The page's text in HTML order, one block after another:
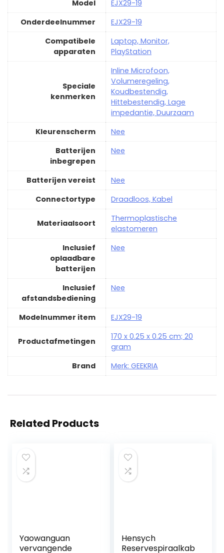
Model
‎EJX29-19
Onderdeelnummer
‎EJX29-19
Compatibele
apparaten
‎Laptop, Monitor,
PlayStation
Speciale
kenmerken
‎Inline Microfoon,
Volumeregeling,
Koudbestendig,
Hittebestendig, Lage
impedantie, Duurzaam
Kleurenscherm
‎Nee
Batterijen
inbegrepen
‎Nee
Batterijen vereist
‎Nee
Connectortype
‎Draadloos, Kabel
Materiaalsoort
‎Thermoplastische
elastomeren
Inclusief
oplaadbare
batterijen
‎Nee
Inclusief
afstandsbediening
‎Nee
Modelnummer item ‎EJX29-19
Productafmetingen
‎170 x 0.25 x 0.25 cm; 20
gram
Brand
Merk: GEEKRIA
Related Products
Yaowanguan
vervangende
Hensych
Reservespiraalkab